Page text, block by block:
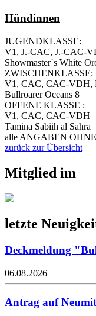
Hündinnen
JUGENDKLASSE:
V1, J.-CAC, J.-CAC-
Showmaster´s White
ZWISCHENKLASSE:
V1, CAC, CAC-VDH,
Bullroarer Oceans 8
OFFENE KLASSE :
V1, CAC, CAC-VDH
Tamina Sabiih al Sahra
alle ANGABEN
zurück zur Übersicht
Mitglied im
letzte
Deckmeldung
06.08.2026
Antrag auf